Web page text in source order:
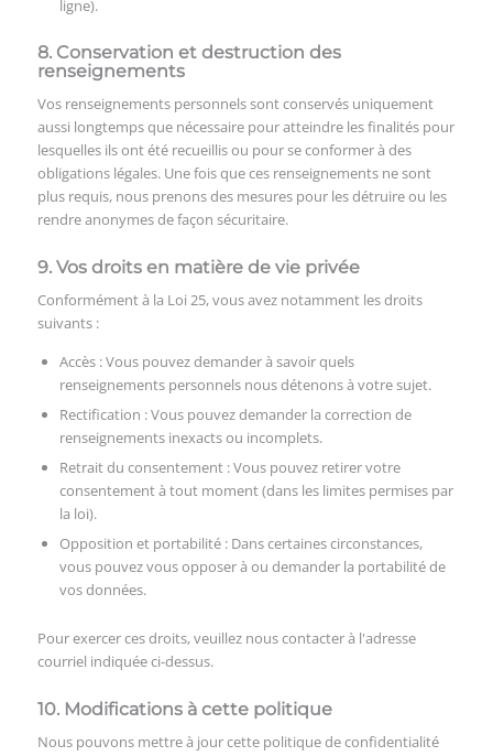
ligne).
8. Conservation et destruction des
renseignements
Vos renseignements personnels sont conservés uniquement
aussi longtemps que nécessaire pour atteindre les finalités pour
lesquelles ils ont été recueillis ou pour se conformer à des
obligations légales. Une fois que ces renseignements ne sont
plus requis, nous prenons des mesures pour les détruire ou les
rendre anonymes de façon sécuritaire.
9. Vos droits en matière de vie privée
Conformément à la Loi 25, vous avez notamment les droits
suivants :
Accès : Vous pouvez demander à savoir quels
renseignements personnels nous détenons à votre sujet.
Rectification : Vous pouvez demander la correction de
renseignements inexacts ou incomplets.
Retrait du consentement : Vous pouvez retirer votre
consentement à tout moment (dans les limites permises par
la loi).
Opposition et portabilité : Dans certaines circonstances,
vous pouvez vous opposer à ou demander la portabilité de
vos données.
Pour exercer ces droits, veuillez nous contacter à l'adresse
courriel indiquée ci-dessus.
10. Modifications à cette politique
Nous pouvons mettre à jour cette politique de confidentialité